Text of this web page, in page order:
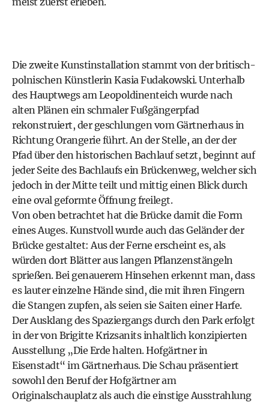
Die zweite Kunstinstallation stammt von der britisch-
polnischen Künstlerin Kasia Fudakowski. Unterhalb
des Hauptwegs am Leopoldinenteich wurde nach
alten Plänen ein schmaler Fußgängerpfad
rekonstruiert, der geschlungen vom Gärtnerhaus in
Richtung Orangerie führt. An der Stelle, an der der
Pfad über den historischen Bachlauf setzt, beginnt auf
jeder Seite des Bachlaufs ein Brückenweg, welcher sich
jedoch in der Mitte teilt und mittig einen Blick durch
eine oval geformte Öffnung freilegt.
Von oben betrachtet hat die Brücke damit die Form
eines Auges. Kunstvoll wurde auch das Geländer der
Brücke gestaltet: Aus der Ferne erscheint es, als
würden dort Blätter aus langen Pflanzenstängeln
sprießen. Bei genauerem Hinsehen erkennt man, dass
es lauter einzelne Hände sind, die mit ihren Fingern
die Stangen zupfen, als seien sie Saiten einer Harfe.
Der Ausklang des Spaziergangs durch den Park erfolgt
in der von Brigitte Krizsanits inhaltlich konzipierten
Ausstellung „Die Erde halten. Hofgärtner in
Eisenstadt“ im Gärtnerhaus. Die Schau präsentiert
sowohl den Beruf der Hofgärtner am
Originalschauplatz als auch die einstige Ausstrahlung